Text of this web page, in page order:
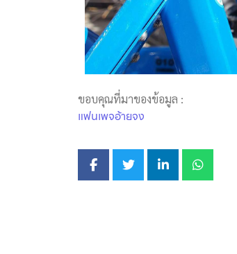
ขอบคุณที่มาของข้อมูล :
แฟนเพจอ้ายจง